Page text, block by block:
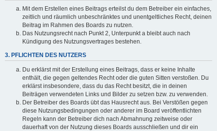
Mit dem Erstellen eines Beitrags erteilst du dem Betreiber ein einfaches,
zeitlich und räumlich unbeschränktes und unentgeltliches Recht, deinen
Beitrag im Rahmen des Boards zu nutzen.
Das Nutzungsrecht nach Punkt 2, Unterpunkt a bleibt auch nach
Kündigung des Nutzungsvertrages bestehen.
3. PFLICHTEN DES NUTZERS
Du erklärst mit der Erstellung eines Beitrags, dass er keine Inhalte
enthält, die gegen geltendes Recht oder die guten Sitten verstoßen. Du
erklärst insbesondere, dass du das Recht besitzt, die in deinen
Beiträgen verwendeten Links und Bilder zu setzen bzw. zu verwenden.
Der Betreiber des Boards übt das Hausrecht aus. Bei Verstößen gegen
diese Nutzungsbedingungen oder anderer im Board veröffentlichten
Regeln kann der Betreiber dich nach Abmahnung zeitweise oder
dauerhaft von der Nutzung dieses Boards ausschließen und dir ein